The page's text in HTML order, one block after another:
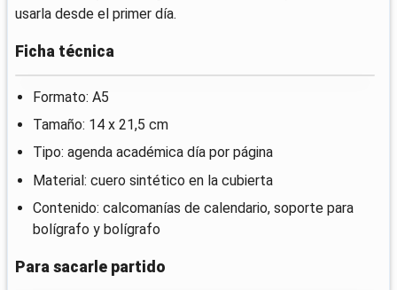
usarla desde el primer día.
Ficha técnica
Formato: A5
Tamaño: 14 x 21,5 cm
Tipo: agenda académica día por página
Material: cuero sintético en la cubierta
Contenido: calcomanías de calendario, soporte para
bolígrafo y bolígrafo
Para sacarle partido